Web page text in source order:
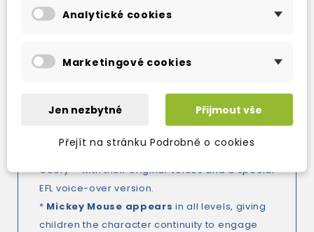
children and karaoke versions for school
competitions.
Learning(CLIL) lessons in every unit so you
the real world while they’re also learning
English.
much loved characters – Mickey, Minnie and
Goofy – with their original voices and a special
EFL voice-over version.
* Mickey Mouse appears in all levels, giving
children the character continuity to engage
Analytické cookies
Marketingové cookies
Jen nezbytné Přijmout vše
Přejít na stránku Podrobně o cookies